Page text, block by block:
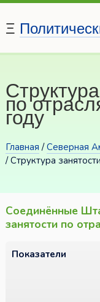
Ξ
по
году
Главная /Северная
/ Структура
Соединённые
занятости по
Показатели